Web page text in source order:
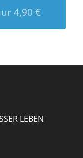
4,90 €
LEBEN